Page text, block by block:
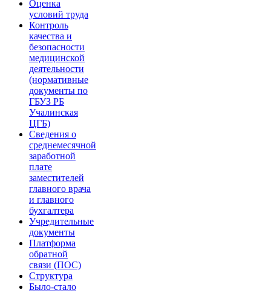
Оценка
условий труда
Контроль
качества и
безопасности
медицинской
деятельности
(нормативные
документы по
ГБУЗ РБ
Учалинская
ЦГБ)
Сведения о
среднемесячной
заработной
плате
заместителей
главного врача
и главного
бухгалтера
Учредительные
документы
Платформа
обратной
связи (ПОС)
Структура
Было-стало